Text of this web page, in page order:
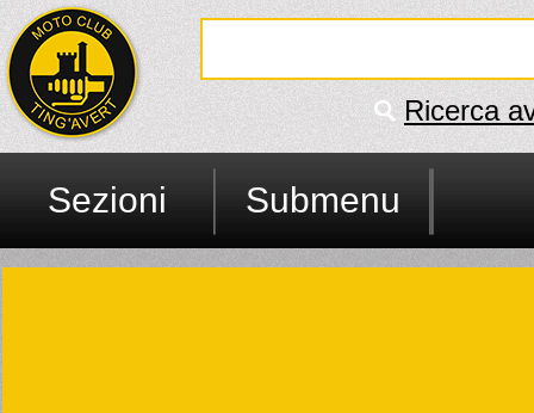
Ricerca
Sezioni Submenu